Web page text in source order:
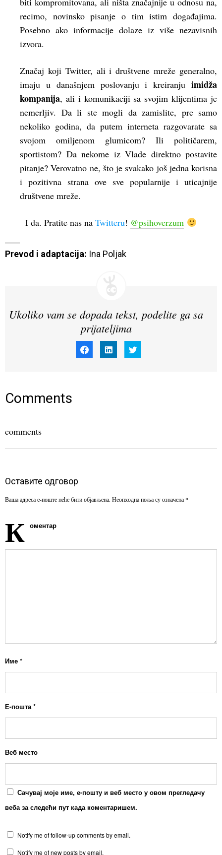
recimo, novinsko pisanje o tim istim događajima.
Posebno ako informacije dolaze iz više nezavisnih
izvora.
Značaj koji Twitter, ali i društvene mreže generalno,
imaju u današnjem poslovanju i kreiranju imidža
kompanija, ali i komunikaciji sa svojim klijentima je
nemerljiv. Da li ste mogli da zamislite, pre samo
nekoliko godina, da putem interneta razgovarate sa
svojom omiljenom glumicom? Ili političarem,
sportistom? Da nekome iz Vlade direktno postavite
pitanje? Verovatno ne, što je svakako još jedna korisna
i pozitivna strana ove sve popularnije i uticajnije
društvene mreže.
I da. Pratite nas naTwitteru! @psihoverzum
Prevod i adaptacija: Ina Poljak
Ukoliko vam se dopada tekst, podelite ga sa
prijateljima
share share share
Comments
comments
Оставите одговор
Ваша адреса е-поште неће бити објављена. Неопходна поља су означена *
К оментар
Име *
Е-пошта*
Веб место
Сачувај моје име, е-пошту и веб место у овом прегледачу
веба за следећи пут када коментаришем.
Notify me of follow-up comments by email.
Notify me of new posts by email.